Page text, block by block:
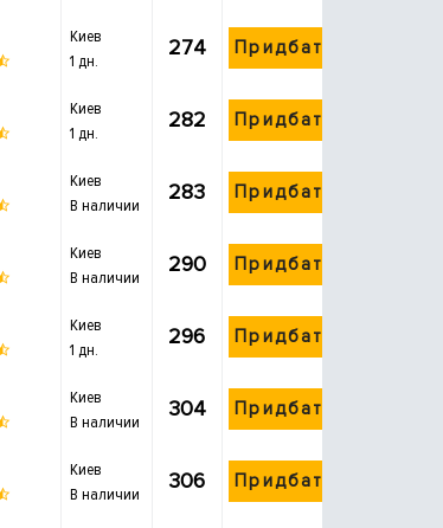
Киев
1 дн.
274 Придбати
Киев
1 дн.
282 Придбати
Киев
В наличии
283 Придбати
Киев
В наличии
290 Придбати
Киев
1 дн.
296 Придбати
Киев
В наличии
304 Придбати
Киев
В наличии
306 Придбати